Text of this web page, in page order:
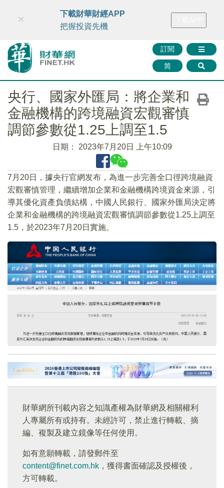
財華智庫網 FINTV FINMETA 財華證券 媒體矩陣
訂閱
简
×
下載財華財經APP
把握投資先機
央行、國家外匯局：將企業和
金融機構的跨境融資宏觀審慎
調節參數從1.25上調至1.5
日期： 2023年7月20日 上午10:09
7月20日，據央行官網发布，為進一步完善全口徑跨境融資
宏觀審慎管理，繼續增加企業和金融機構跨境資金來源，引
導其優化資產負債結構，中國人民銀行、國家外匯局決定將
企業和金融機構的跨境融資宏觀審慎調節參數從1.25上調至
1.5，於2023年7月20日實施。
財華網所刊載內容之知識產權為財華網及相關權利
人專屬所有或持有。未經許可，禁止進行轉載、摘
編、複製及建立鏡像等任何使用。
如有意願轉載，請發郵件至
content@finet.com.hk ，獲得書面確認及授權後，
方可轉載。